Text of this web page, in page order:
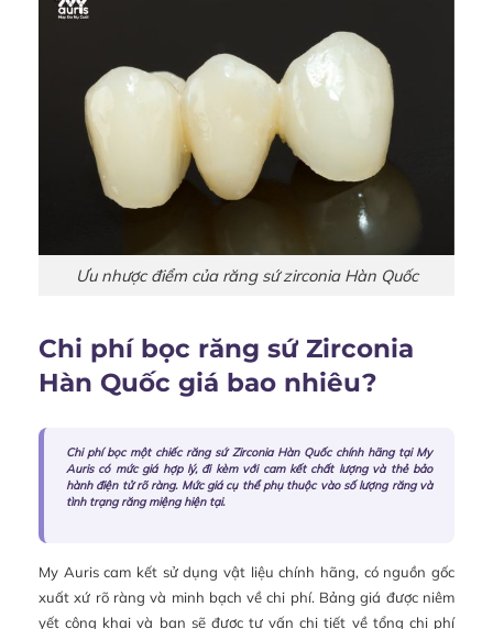
Ưu nhược điểm của răng sứ zirconia Hàn Quốc
Chi phí bọc răng sứ Zirconia
Hàn Quốc giá bao nhiêu?
Chi phí bọc một chiếc răng sứ Zirconia Hàn Quốc chính hãng tại My
Auris có mức giá hợp lý, đi kèm với cam kết chất lượng và thẻ bảo
hành điện tử rõ ràng. Mức giá cụ thể phụ thuộc vào số lượng răng và
tình trạng răng miệng hiện tại.
My Auris cam kết sử dụng vật liệu chính hãng, có nguồn gốc
xuất xứ rõ ràng và minh bạch về chi phí. Bảng giá được niêm
yết công khai và bạn sẽ được tư vấn chi tiết về tổng chi phí